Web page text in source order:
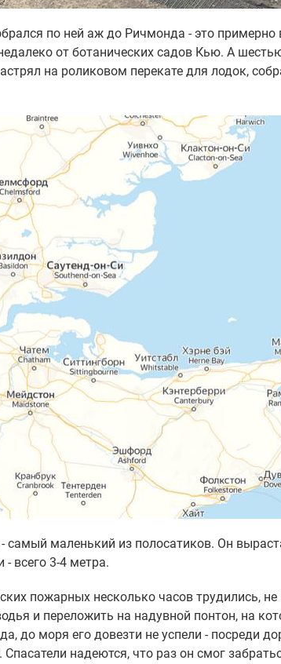
по ней аж до Ричмонда - это примерно
от ботанических садов Кью. А
на роликовом перекате для лодок,
маленький из полосатиков. Он
всего 3-4 метра.
пожарных несколько часов трудились, не
и переложить на надувной понтон, на
до моря его довезти не успели - посреди
надеются, что раз он смог